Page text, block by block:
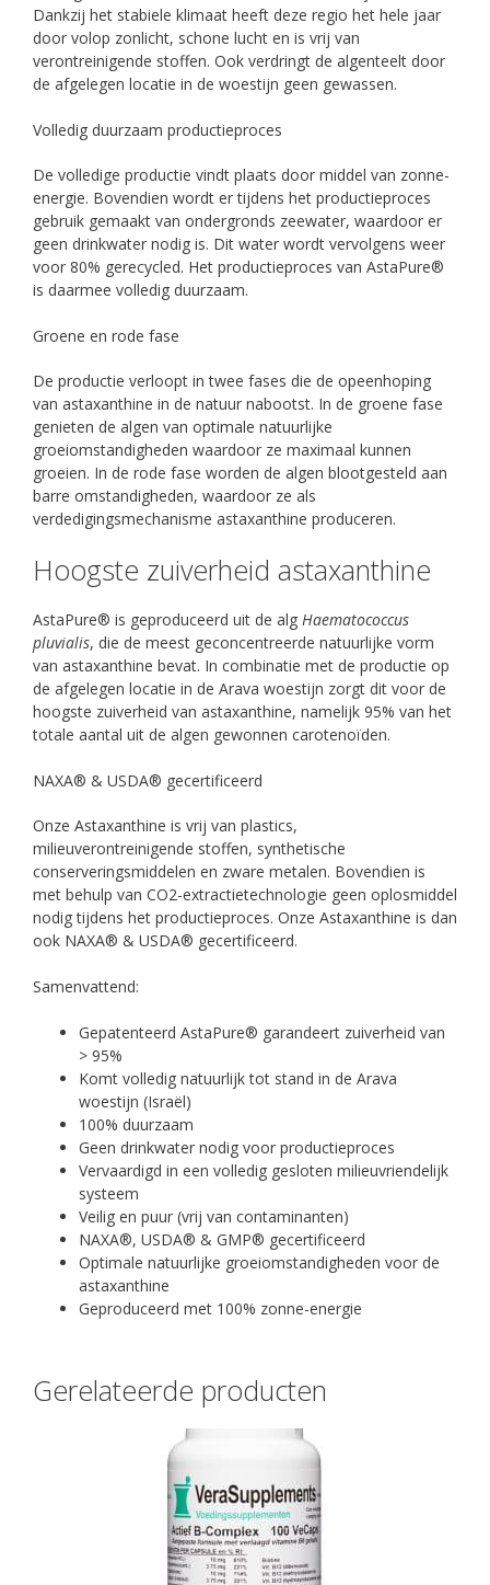
Dankzij het stabiele klimaat heeft deze regio het hele jaar
door volop zonlicht, schone lucht en is vrij van
verontreinigende stoffen. Ook verdringt de algenteelt door
de afgelegen locatie in de woestijn geen gewassen.
Volledig duurzaam productieproces
De volledige productie vindt plaats door middel van zonne-
energie. Bovendien wordt er tijdens het productieproces
gebruik gemaakt van ondergronds zeewater, waardoor er
geen drinkwater nodig is. Dit water wordt vervolgens weer
voor 80% gerecycled. Het productieproces van AstaPure®
is daarmee volledig duurzaam.
Groene en rode fase
De productie verloopt in twee fases die de opeenhoping
van astaxanthine in de natuur nabootst. In de groene fase
genieten de algen van optimale natuurlijke
groeiomstandigheden waardoor ze maximaal kunnen
groeien. In de rode fase worden de algen blootgesteld aan
barre omstandigheden, waardoor ze als
verdedigingsmechanisme astaxanthine produceren.
Hoogste zuiverheid astaxanthine
AstaPure® is geproduceerd uit de alg Haematococcus
pluvialis, die de meest geconcentreerde natuurlijke vorm
van astaxanthine bevat. In combinatie met de productie op
de afgelegen locatie in de Arava woestijn zorgt dit voor de
hoogste zuiverheid van astaxanthine, namelijk 95% van het
totale aantal uit de algen gewonnen carotenoïden.
NAXA® & USDA® gecertificeerd
Onze Astaxanthine is vrij van plastics,
milieuverontreinigende stoffen, synthetische
conserveringsmiddelen en zware metalen. Bovendien is
met behulp van CO2-extractietechnologie geen oplosmiddel
nodig tijdens het productieproces. Onze Astaxanthine is dan
ook NAXA® & USDA® gecertificeerd.
Samenvattend:
Gepatenteerd AstaPure® garandeert zuiverheid van
> 95%
Komt volledig natuurlijk tot stand in de Arava
woestijn (Israël)
100% duurzaam
Geen drinkwater nodig voor productieproces
Vervaardigd in een volledig gesloten milieuvriendelijk
systeem
Veilig en puur (vrij van contaminanten)
NAXA®, USDA® & GMP® gecertificeerd
Optimale natuurlijke groeiomstandigheden voor de
astaxanthine
Geproduceerd met 100% zonne-energie
Gerelateerde producten